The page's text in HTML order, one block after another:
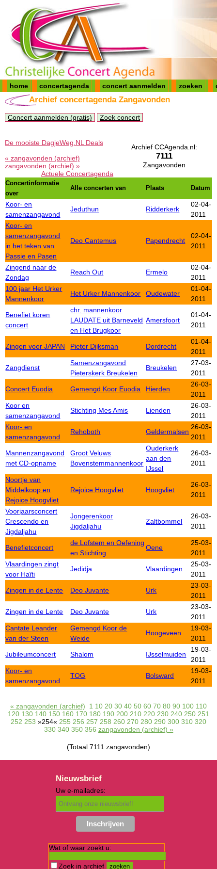
home concertagenda concert aanmelden zoeken
Archief concertagenda Zangavonden
Concert aanmelden (gratis) Zoek concert
Archief CCAgenda.nl:
7111
Zangavonden
De mooiste DagjeWeg.NL Deals
« zangavonden (archief)
zangavonden (archief) »
Actuele Concertagenda
Concertinformatie
over
Alle concerten van Plaats Datum
Koor- en
samenzangavond
Jeduthun Ridderkerk
02-04-
2011
Koor- en
samenzangavond
in het teken van
Passie en Pasen
Deo Cantemus Papendrecht
02-04-
2011
Zingend naar de
Zondag
Reach Out Ermelo
02-04-
2011
100 jaar Het Urker
Mannenkoor
Het Urker Mannenkoor Oudewater
01-04-
2011
Benefiet koren
concert
chr. mannenkoor
LAUDATE uit Barneveld
en Het Brugkoor
Amersfoort
01-04-
2011
Zingen voor JAPAN Pieter Dijksman Dordrecht
01-04-
2011
Zangdienst
Samenzangavond
Pieterskerk Breukelen
Breukelen
27-03-
2011
Concert Euodia Gemengd Koor Euodia Hierden
26-03-
2011
Koor en
samenzangavond
Stichting Mes Amis Lienden
26-03-
2011
Koor- en
samenzangavond
Rehoboth Geldermalsen
26-03-
2011
Mannenzangavond
met CD-opname
Groot Veluws
Bovenstemmannenkoor
Ouderkerk
aan den
IJssel
26-03-
2011
Noortje van
Middelkoop en
Rejoice Hoogvliet
Rejoice Hoogvliet Hoogvliet
26-03-
2011
Voorjaarsconcert
Crescendo en
Jigdaljahu
Jongerenkoor
Jigdaljahu
Zaltbommel
26-03-
2011
Benefietconcert
de Lofstem en Oefening
en Stichting
Oene
25-03-
2011
Vlaardingen zingt
voor Haïti
Jedidja Vlaardingen
25-03-
2011
Zingen in de Lente Deo Juvante Urk
23-03-
2011
Zingen in de Lente Deo Juvante Urk
23-03-
2011
Cantate Leander
van der Steen
Gemengd Koor de
Weide
Hoogeveen
19-03-
2011
Jubileumconcert Shalom IJsselmuiden
19-03-
2011
Koor- en
samenzangavond
TOG Bolsward
19-03-
2011
« zangavonden (archief) 1 10 20 30 40 50 60 70 80 90 100 110
120 130 140 150 160 170 180 190 200 210 220 230 240 250 251
252 253 »254« 255 256 257 258 260 270 280 290 300 310 320
330 340 350 356 zangavonden (archief) »
(Totaal 7111 zangavonden)
Nieuwsbrief
Uw e-mailadres:
Wat of waar zoekt u:
Zoek in archief